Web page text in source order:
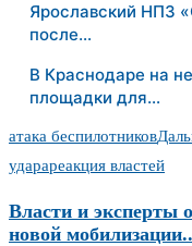
Ярославский НПЗ
после…
В Краснодаре на
площадки для…
атака беспилотников
ударареакция властей
Власти и эксперты
новой